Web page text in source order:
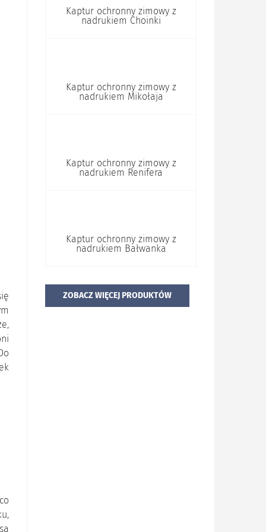
Kaptur ochronny zimowy z
nadrukiem Choinki
Kaptur ochronny zimowy z
nadrukiem Mikołaja
Kaptur ochronny zimowy z
nadrukiem Renifera
Kaptur ochronny zimowy z
nadrukiem Bałwanka
ZOBACZ WIĘCEJ PRODUKTÓW